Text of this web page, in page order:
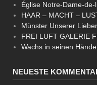
Église Notre-Dame-de-
HAAR – MACHT –
Münster Unserer
FREI LUFT GALERIE
Wachs in seinen
NEUESTE